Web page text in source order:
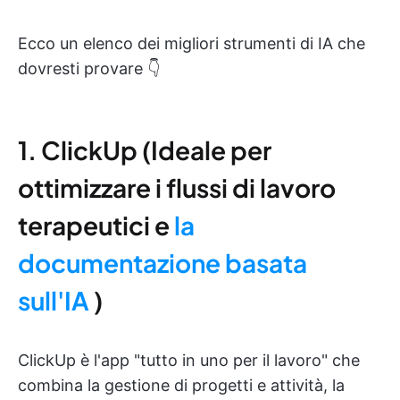
Ecco un elenco dei migliori strumenti di IA che
dovresti provare 👇
1. ClickUp (Ideale per
ottimizzare i flussi di lavoro
terapeutici e la
documentazione basata
sull'IA )
ClickUp è l'app "tutto in uno per il lavoro" che
combina la gestione di progetti e attività, la